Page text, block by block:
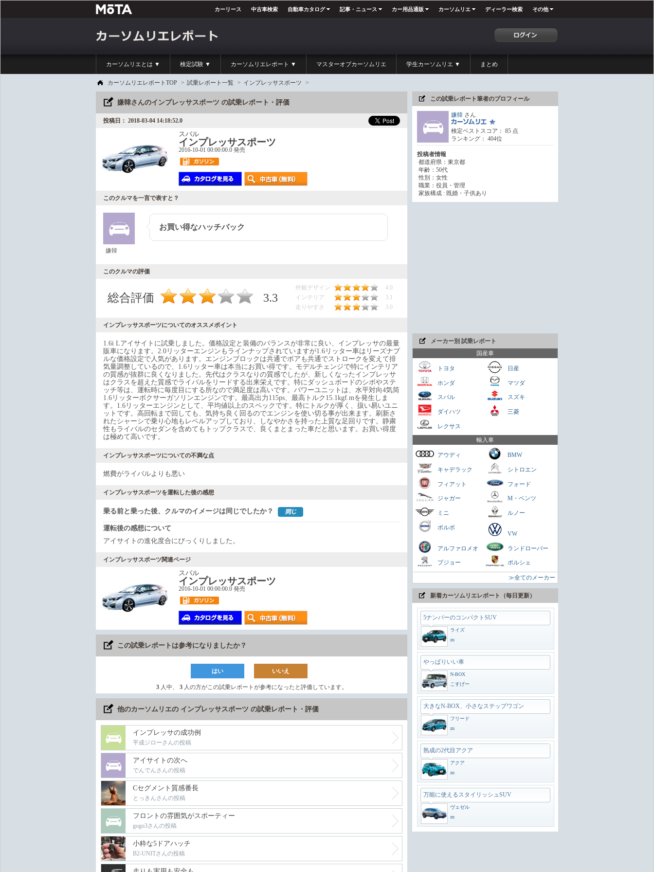
カーリース 中古車検索 自動車カタログ 記事・ニュース カー用品通販 カーソムリエ ディーラー検索 その他
カーソムリエとは ▼ 検定試験 ▼ カーソムリエレポート ▼ マスターオブカーソムリエ 学生カーソムリエ ▼ まとめ
カーソムリエレポートTOP > 試乗レポート一覧 > インプレッサスポーツ >
嫌韓さんのインプレッサスポーツ の試乗レポート・評価
投稿日： 2018-03-04 14:18:52.0
スバル
インプレッサスポーツ
2016-10-01 00:00:00.0 発売
このクルマを一言で表すと？
嫌韓
お買い得なハッチバック
このクルマの評価
総合評価 3.3
外観デザイン
4.0
インテリア
3.1
走りやすさ
3.0
インプレッサスポーツについてのオススメポイント
1.6i Lアイサイトに試乗しました。価格設定と装備のバランスが非常に良い、インプレッサの最量
販車になります。2.0リッターエンジンもラインナップされていますが1.6リッター車はリーズナブ
ルな価格設定で人気があります。エンジンブロックは共通でボアも共通でストロークを変えて排
気量調整しているので、1.6リッター車は本当にお買い得です。モデルチェンジで特にインテリア
の質感が抜群に良くなりました。先代はクラスなりの質感でしたが、新しくなったインプレッサ
はクラスを超えた質感でライバルをリードする出来栄えです。特にダッシュボードのシボやステ
ッチ等は、運転時に毎度目にする所なので満足度は高いです。パワーユニットは、水平対向4気筒
1.6リッターボクサーガソリンエンジンです。最高出力115ps、最高トルク15.1kgf.mを発生しま
す。1.6リッターエンジンとして、平均値以上のスペックです。特にトルクが厚く、扱い易いユニ
ットです。高回転まで回しても、気持ち良く回るのでエンジンを使い切る事が出来ます。刷新さ
れたシャーシで乗り心地もレベルアップしており、しなやかさを持った上質な足回りです。静粛
性もライバルのセダンを含めてもトップクラスで、良くまとまった車だと思います。お買い得度
は極めて高いです。
インプレッサスポーツについての不満な点
燃費がライバルよりも悪い
インプレッサスポーツを運転した後の感想
乗る前と乗った後、クルマのイメージは同じでしたか？
運転後の感想について
アイサイトの進化度合にびっくりしました。
インプレッサスポーツ関連ページ
スバル
インプレッサスポーツ
2016-10-01 00:00:00.0 発売
この試乗レポートは参考になりましたか？
はい いいえ
3 人中、 3 人の方がこの試乗レポートが参考になったと評価しています。
他のカーソムリエの インプレッサスポーツ の試乗レポート・評価
インプレッサの成功例
平成ジローさんの投稿
アイサイトの次へ
でんでんさんの投稿
Cセグメント質感番長
とっきんさんの投稿
フロントの雰囲気がスポーティー
gogo3さんの投稿
小粋な5ドアハッチ
B2-UNITさんの投稿
この試乗レポート筆者のプロフィール
嫌韓 さん
検定ベストスコア： 85 点
ランキング： 404位
投稿者情報
都道府県：東京都
年齢：50代
性別：女性
職業：役員・管理
家族構成 : 既婚・子供あり
メーカー別 試乗レポート
国産車
トヨタ 日産
ホンダ マツダ
スバル スズキ
ダイハツ 三菱
レクサス
輸入車
アウディ BMW
キャデラック シトロエン
フィアット フォード
ジャガー M・ベンツ
ミニ ルノー
ボルボ
VW
アルファロメオ ランドローバー
プジョー ポルシェ
≫全てのメーカー
新着カーソムリエレポート（毎日更新）
今や貴重なセダンだが800万円は高いかも
さくらもち
家族を乗せられる男のロマン
コンパクトスペシャリティーSUV
まさに陸の巡洋艦
zn
ちょうどいいSUV
ヴェゼル
zn
5ナンバーのコンパクトSUV
ライズ
zn
やっぱりいい車
N-BOX
こすげー
大きなN-BOX、小さなステップワゴン
フリード
zn
熟成の2代目アクア
アクア
zn
万能に使えるスタイリッシュSUV
ヴェゼル
zn